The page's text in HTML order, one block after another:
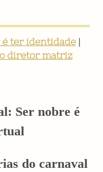
ter identidade|
diretor matriz
Ser nobre é
do carnaval